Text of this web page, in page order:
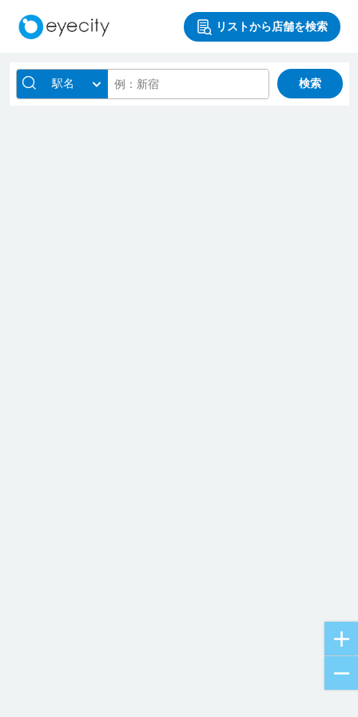
リストから店舗を検索
駅名 検索